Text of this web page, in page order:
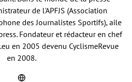
de l'APFJS (Association
des Journalistes Sportifs), aile
Fondateur et rédacteur en chef
en 2005 devenu CyclismeRevue
en 2008.